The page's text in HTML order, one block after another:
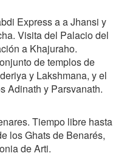
Express a a Jhansi y
Visita del Palacio del
a Khajuraho.
de templos de
y Lakshmana, y el
Adinath y Parsvanath.
Tiempo libre hasta
los Ghats de Benarés,
de Arti.